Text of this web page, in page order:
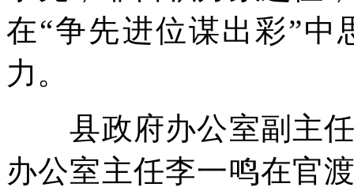
在“争先进位谋出彩”中
力。
县政府办公室副主任
办公室主任李一鸣在官